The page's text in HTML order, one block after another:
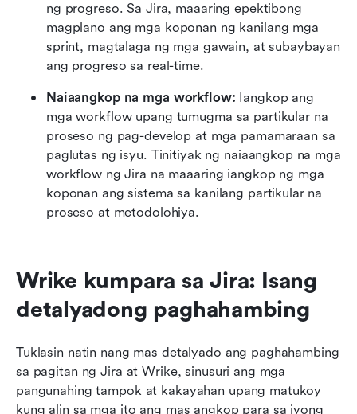
ng progreso. Sa Jira, maaaring epektibong
magplano ang mga koponan ng kanilang mga
sprint, magtalaga ng mga gawain, at subaybayan
ang progreso sa real-time.
Naiaangkop na mga workflow: Iangkop ang
mga workflow upang tumugma sa partikular na
proseso ng pag-develop at mga pamamaraan sa
paglutas ng isyu. Tinitiyak ng naiaangkop na mga
workflow ng Jira na maaaring iangkop ng mga
koponan ang sistema sa kanilang partikular na
proseso at metodolohiya.
Wrike kumpara sa Jira: Isang
detalyadong paghahambing
Tuklasin natin nang mas detalyado ang paghahambing
sa pagitan ng Jira at Wrike, sinusuri ang mga
pangunahing tampok at kakayahan upang matukoy
kung alin sa mga ito ang mas angkop para sa iyong